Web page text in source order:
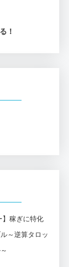
！
】稼ぎに特化
～逆算タロッ